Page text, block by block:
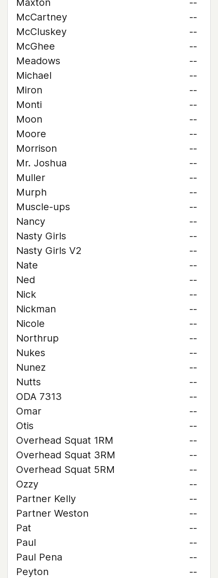
Maxton
--
McCartney
--
McCluskey
--
McGhee
--
Meadows
--
Michael
--
Miron
--
Monti
--
Moon
--
Moore
--
Morrison
--
Mr. Joshua
--
Muller
--
Murph
--
Muscle-ups
--
Nancy
--
Nasty Girls
--
Nasty Girls V2
--
Nate
--
Ned
--
Nick
--
Nickman
--
Nicole
--
Northrup
--
Nukes
--
Nunez
--
Nutts
--
ODA 7313
--
Omar
--
Otis
--
Overhead Squat 1RM
--
Overhead Squat 3RM
--
Overhead Squat 5RM
--
Ozzy
--
Partner Kelly
--
Partner Weston
--
Pat
--
Paul
--
Paul Pena
--
Peyton
--